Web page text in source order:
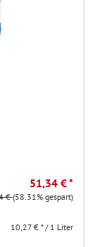
51,34 € *
€(58.31% gespart)
10,27 € * / 1 Liter